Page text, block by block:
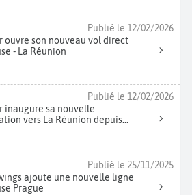
ouvre son nouveau vol direct
- La Réunion
Publié le 12/02/2026
inaugure sa nouvelle
vers La Réunion depuis...
Publié le 12/02/2026
ajoute une nouvelle ligne
Prague
Publié le 25/11/2025